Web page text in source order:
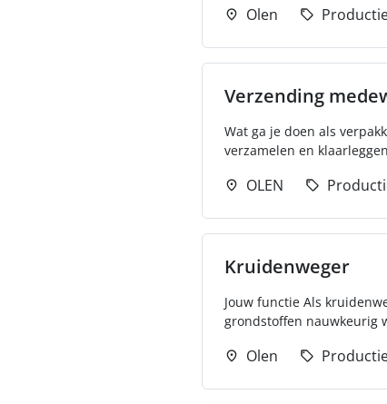
Olen
Verzending
Wat ga je doen als
verzamelen en
OLEN
Kruidenweger
Jouw functie Als
grondstoffen nauwkeurig
Olen